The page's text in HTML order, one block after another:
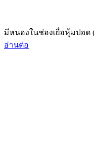
มีหนองในช่องเยื่อหุ้มปอด
อ่านต่อ